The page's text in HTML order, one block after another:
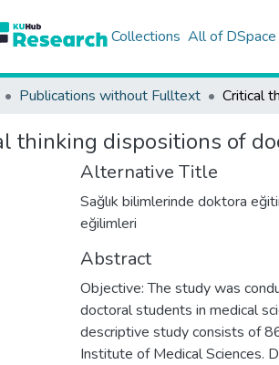
Collections All of DSpace
Publications without Fulltext
thinking dispositions of
Alternative Title
Sağlık bilimlerinde doktora
eğilimleri
Abstract
Objective: The study was
doctoral students in medical
descriptive study consists of
Institute of Medical Sciences.